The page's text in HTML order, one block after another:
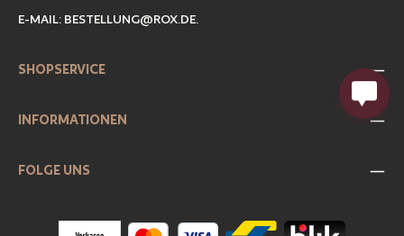
E-MAIL: BESTELLUNG@ROX.DE.
SHOPSERVICE
INFORMATIONEN
FOLGE UNS